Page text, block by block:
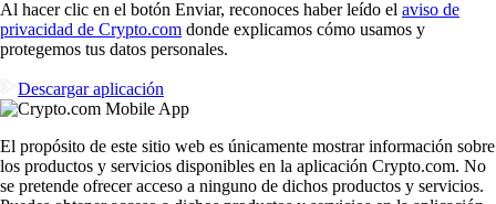
Al hacer clic en el botón Enviar, reconoces haber leído el aviso de
privacidad de Crypto.com donde explicamos cómo usamos y
protegemos tus datos personales.
Descargar aplicación
El propósito de este sitio web es únicamente mostrar información sobre
los productos y servicios disponibles en la aplicación Crypto.com. No
se pretende ofrecer acceso a ninguno de dichos productos y servicios.